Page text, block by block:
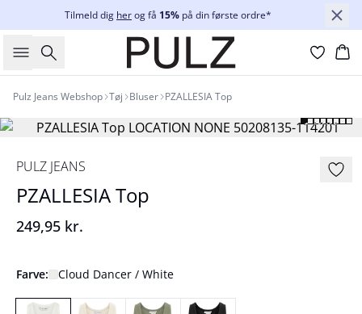
Tilmeld dig herog få 15% på din første ordre*
Søg
Pulz Jeans Webshop Tøj Bluser PZALLESIA Top
PULZ JEANS
PZALLESIA Top
249,95 kr.
Farve: Cloud Dancer / White